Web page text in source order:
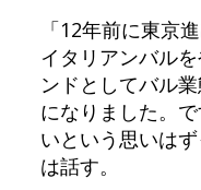
「12年前に東京
イタリアンバル
ンドとしてバル
になりました。
いという思いは
は話す。